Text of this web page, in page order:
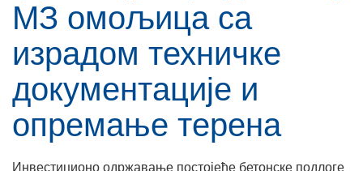
МЗ омољица са
израдом техничке
документације и
опремање терена
Инвестиционо одржавање постојеће бетонске подлоге